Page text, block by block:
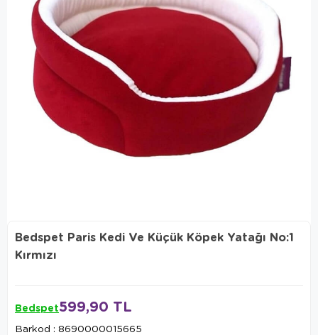
Bedspet Paris Kedi Ve Küçük Köpek Yatağı No:1
Kırmızı
Bedspet599,90 TL
Barkod : 8690000015665